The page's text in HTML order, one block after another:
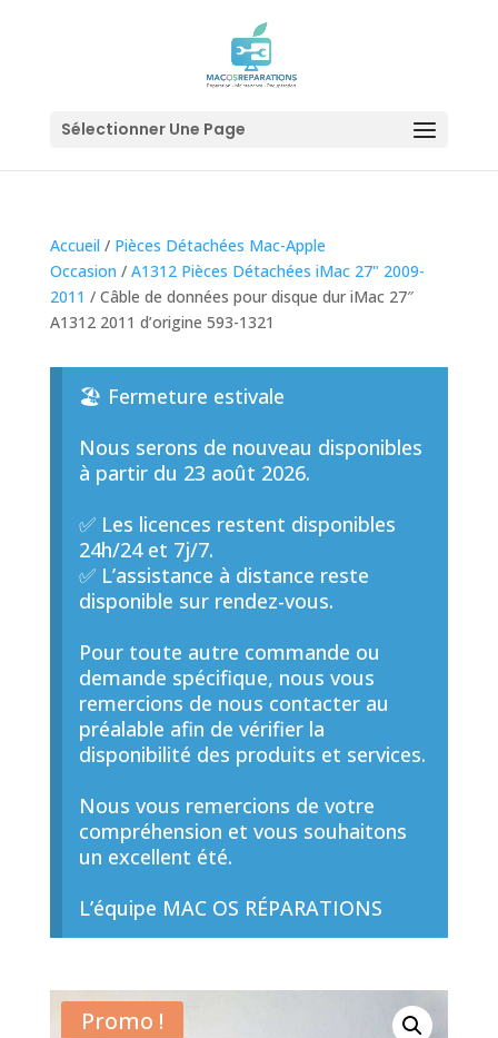
Sélectionner Une Page
Accueil / Pièces Détachées Mac-Apple
Occasion / A1312 Pièces Détachées iMac 27" 2009-
2011 / Câble de données pour disque dur iMac 27″
A1312 2011 d’origine 593-1321
🏖️ Fermeture estivale
Nous serons de nouveau disponibles
à partir du 23 août 2026.
✅ Les licences restent disponibles
24h/24 et 7j/7.
✅ L’assistance à distance reste
disponible sur rendez-vous.
Pour toute autre commande ou
demande spécifique, nous vous
remercions de nous contacter au
préalable afin de vérifier la
disponibilité des produits et services.
Nous vous remercions de votre
compréhension et vous souhaitons
un excellent été.
L’équipe MAC OS RÉPARATIONS
Promo !